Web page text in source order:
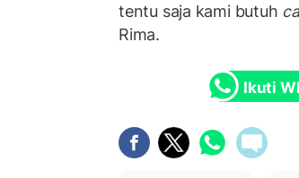
tentu saja kami butuh
Rima.
Ikuti